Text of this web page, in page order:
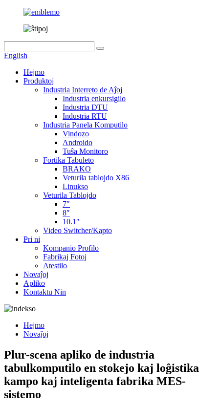
English
Hejmo
Produktoj
Industria Interreto de Aĵoj
Industria enkursigilo
Industria DTU
Industria RTU
Industria Panela Komputilo
Vindozo
Androido
Tuŝa Monitoro
Fortika Tabuleto
BRAKO
Veturila tablojdo X86
Linukso
Veturila Tablojdo
7″
8″
10.1″
Video Switcher/Kapto
Pri ni
Kompanio Profilo
Fabrikaj Fotoj
Atestilo
Novaĵoj
Apliko
Kontaktu Nin
Hejmo
Novaĵoj
Plur-scena apliko de industria
tabulkomputilo en stokejo kaj loĝistika
kampo kaj inteligenta fabrika MES-
sistemo